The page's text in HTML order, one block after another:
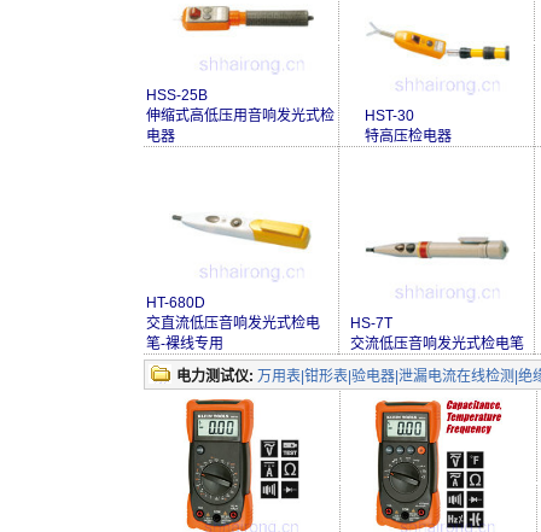
HSS-25B
伸缩式高低压用音响发光式检
电器
HST-30
特高压检电器
HT-680D
交直流低压音响发光式检电
笔-裸线专用
HS-7T
交流低压音响发光式检电笔
电力测试仪: 万用表|钳形表|验电器|泄漏电流在线检测|绝